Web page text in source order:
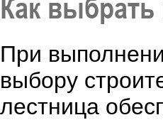
Как
При
выбору
лестница